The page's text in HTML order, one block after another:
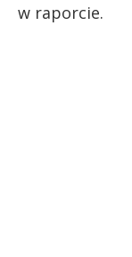
w raporcie.